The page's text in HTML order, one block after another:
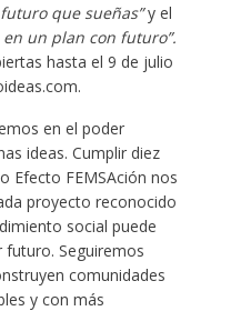
que sueñas”y el
un plan con futuro”.
hasta el 9 de julio
en el poder
ideas. Cumplir diez
Efecto FEMSAción nos
proyecto reconocido
social puede
futuro. Seguiremos
comunidades
y con más